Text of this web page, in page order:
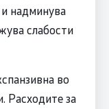
надминува
слабости
во
Расходите за